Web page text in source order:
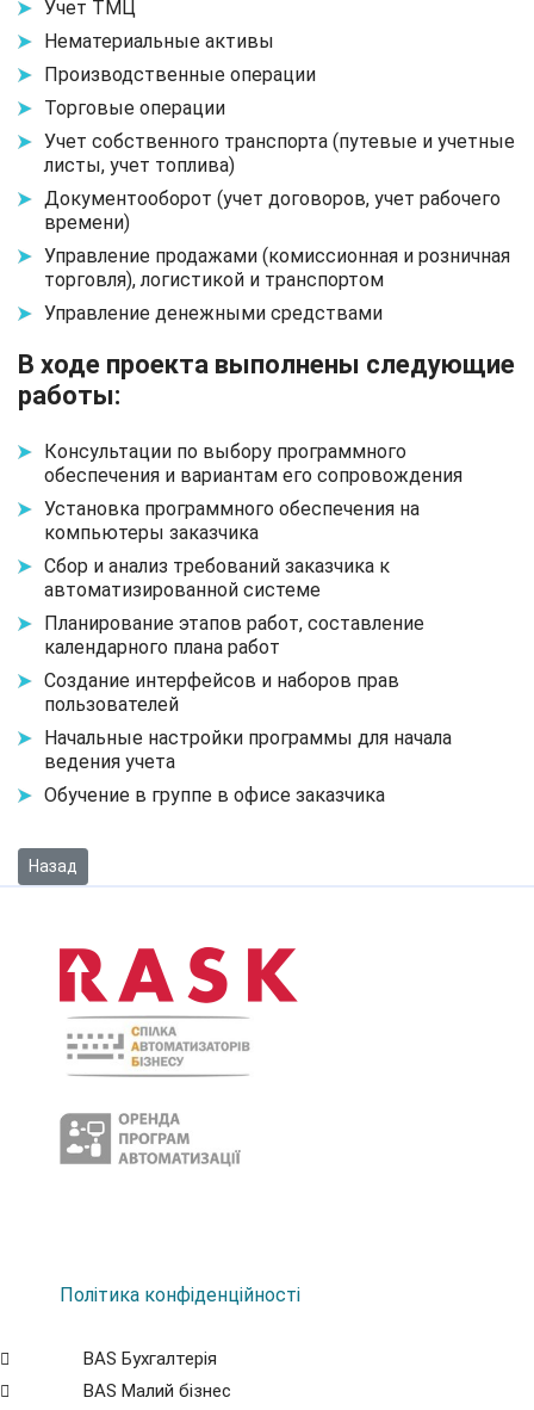
Учет ТМЦ
Нематериальные активы
Производственные операции
Торговые операции
Учет собственного транспорта (путевые и учетные
листы, учет топлива)
Документооборот (учет договоров, учет рабочего
времени)
Управление продажами (комиссионная и розничная
торговля), логистикой и транспортом
Управление денежными средствами
В ходе проекта выполнены следующие
работы:
Консультации по выбору программного
обеспечения и вариантам его сопровождения
Установка программного обеспечения на
компьютеры заказчика
Сбор и анализ требований заказчика к
автоматизированной системе
Планирование этапов работ, составление
календарного плана работ
Создание интерфейсов и наборов прав
пользователей
Начальные настройки программы для начала
ведения учета
Обучение в группе в офисе заказчика
Предыдущий: Построение ИТ-системы учета в управляющей
Назад
Політика конфіденційності
BAS Бухгалтерія
BAS Малий бізнес